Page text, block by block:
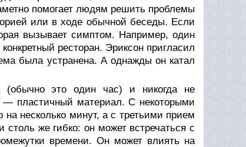
помогает людям решить проблемы
или в ходе обычной беседы. Если
вызывает симптом. Например, один
ресто­ран. Эриксон пригласил
была устранена. А однажды он катал
(обычно это один час) и никогда не
пластичный матери­ал. С некоторыми
на несколько минут, а с третьими прием
столь же гибко: он может встречаться с
време­ни. Он может влиять на